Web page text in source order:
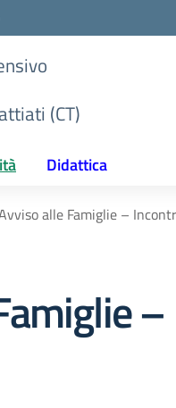
(CT)
Didattica
alle Famiglie –